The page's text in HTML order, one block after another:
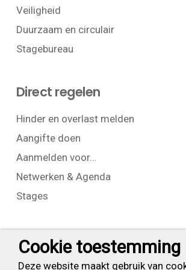
Veiligheid
Duurzaam en circulair
Stagebureau
Direct regelen
Hinder en overlast melden
Aangifte doen
Aanmelden voor…
Netwerken & Agenda
Stages
Contact
T:+31 (0) 23 525 7826
Cookie toestemming
Deze website maakt gebruik van